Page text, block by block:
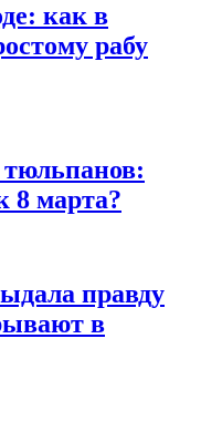
как в
рабу
тюльпанов:
8 марта?
правду
в